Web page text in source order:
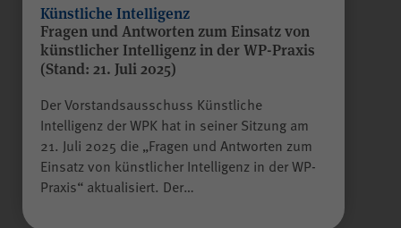
Künstliche Intelligenz
Fragen und Antworten zum Einsatz von
künstlicher Intelligenz in der WP-Praxis
(Stand: 21. Juli 2025)
Der Vorstandsausschuss Künstliche
Intelligenz der WPK hat in seiner Sitzung am
21. Juli 2025 die „Fragen und Antworten zum
Einsatz von künstlicher Intelligenz in der WP-
Praxis“ aktualisiert. Der…
Check-ups, um diesen bei
Bedarf zu einem späteren
Zeitpunkt an der gleichen Stelle
ups gelöscht.